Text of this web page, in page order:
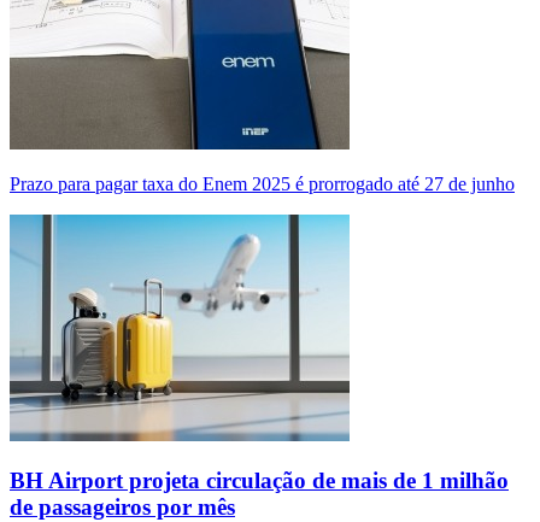
Prazo para pagar taxa do Enem 2025 é prorrogado até 27 de junho
BH Airport projeta circulação de mais de 1 milhão
de passageiros por mês